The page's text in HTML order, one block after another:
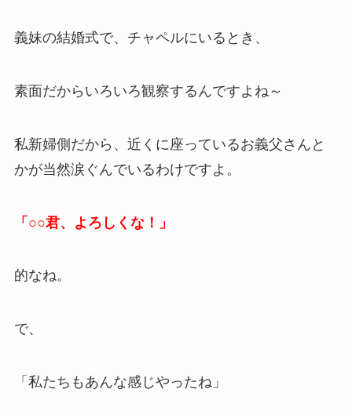
義妹の結婚式で、チャペルにいるとき、
素面だからいろいろ観察するんですよね～
私新婦側だから、近くに座っているお義父さんと
かが当然涙ぐんでいるわけですよ。
「○○君、よろしくな！」
的なね。
で、
「私たちもあんな感じやったね」